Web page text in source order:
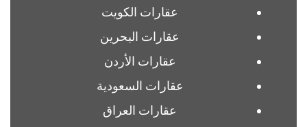
عقارات الكويت
عقارات البحرين
عقارات الأردن
عقارات السعودية
عقارات العراق